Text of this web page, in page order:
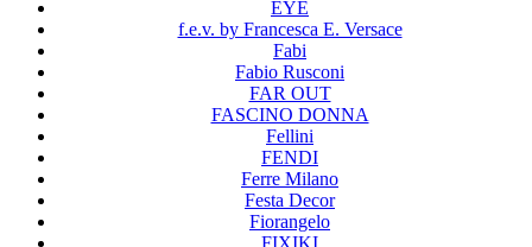
EYE
f.e.v. by Francesca E. Versace
Fabi
Fabio Rusconi
FAR OUT
FASCINO DONNA
Fellini
FENDI
Ferre Milano
Festa Decor
Fiorangelo
FIXIKI